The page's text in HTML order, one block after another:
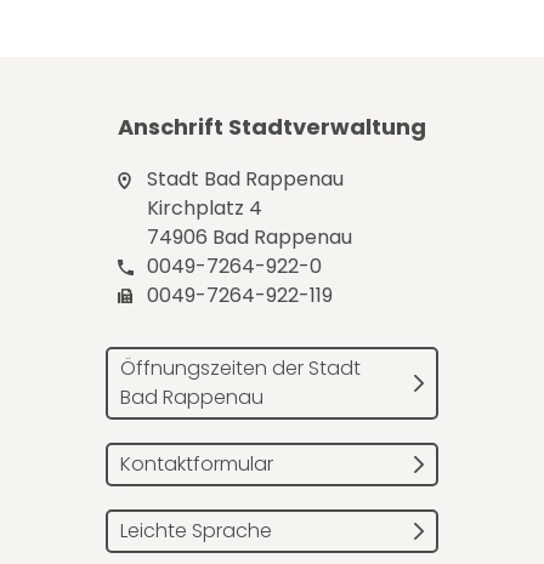
Anschrift Stadtverwaltung
Stadt Bad Rappenau
Kirchplatz 4
74906 Bad Rappenau
0049-7264-922-0
0049-7264-922-119
Öffnungszeiten der Stadt
Bad Rappenau
Kontaktformular
Leichte Sprache